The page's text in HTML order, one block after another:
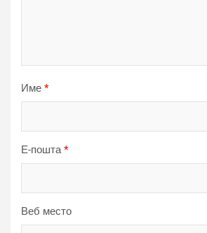
Име *
Е-пошта*
Веб место